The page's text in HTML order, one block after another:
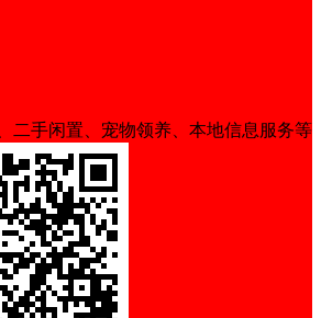
二手闲置、宠物领养、本地信息服务等